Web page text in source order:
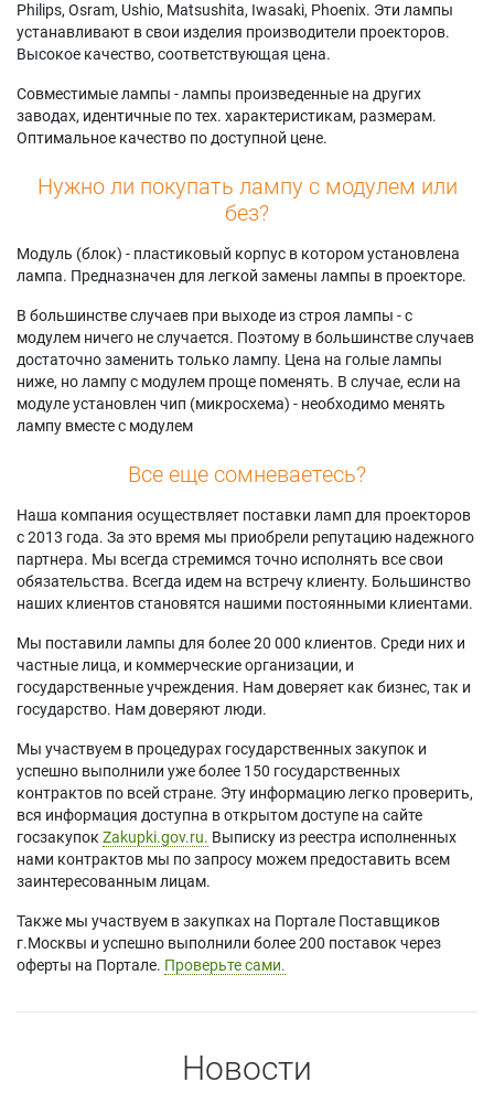
Philips, Osram, Ushio, Matsushita, Iwasaki, Phoenix. Эти лампы
устанавливают в свои изделия производители проекторов.
Высокое качество, соответствующая цена.
Совместимые лампы - лампы произведенные на других
заводах, идентичные по тех. характеристикам, размерам.
Оптимальное качество по доступной цене.
Нужно ли покупать лампу с модулем или
без?
Модуль (блок) - пластиковый корпус в котором установлена
лампа. Предназначен для легкой замены лампы в проекторе.
В большинстве случаев при выходе из строя лампы - с
модулем ничего не случается. Поэтому в большинстве случаев
достаточно заменить только лампу. Цена на голые лампы
ниже, но лампу с модулем проще поменять. В случае, если на
модуле установлен чип (микросхема) - необходимо менять
лампу вместе с модулем
Все еще сомневаетесь?
Наша компания осуществляет поставки ламп для проекторов
с 2013 года. За это время мы приобрели репутацию надежного
партнера. Мы всегда стремимся точно исполнять все свои
обязательства. Всегда идем на встречу клиенту. Большинство
наших клиентов становятся нашими постоянными клиентами.
Мы поставили лампы для более 20 000 клиентов. Среди них и
частные лица, и коммерческие организации, и
государственные учреждения. Нам доверяет как бизнес, так и
государство. Нам доверяют люди.
Мы участвуем в процедурах государственных закупок и
успешно выполнили уже более 150 государственных
контрактов по всей стране. Эту информацию легко проверить,
вся информация доступна в открытом доступе на сайте
госзакупокZakupki.gov.ru. Выписку из реестра исполненных
нами контрактов мы по запросу можем предоставить всем
заинтересованным лицам.
Также мы участвуем в закупках на Портале Поставщиков
г.Москвы и успешно выполнили более 200 поставок через
оферты на Портале. Проверьте сами.
Новости